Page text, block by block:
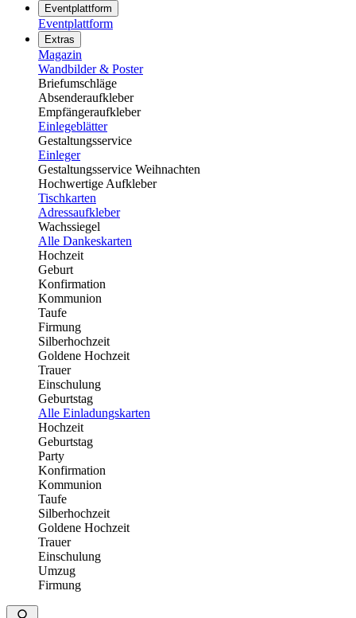
Eventplattform
Eventplattform
Extras
Magazin
Wandbilder & Poster
Briefumschläge
Absenderaufkleber
Empfängeraufkleber
Einlegeblätter
Gestaltungsservice
Einleger
Gestaltungsservice Weihnachten
Hochwertige Aufkleber
Tischkarten
Adressaufkleber
Wachssiegel
Alle Dankeskarten
Hochzeit
Geburt
Konfirmation
Kommunion
Taufe
Firmung
Silberhochzeit
Goldene Hochzeit
Trauer
Einschulung
Geburtstag
Alle Einladungskarten
Hochzeit
Geburtstag
Party
Konfirmation
Kommunion
Taufe
Silberhochzeit
Goldene Hochzeit
Trauer
Einschulung
Umzug
Firmung